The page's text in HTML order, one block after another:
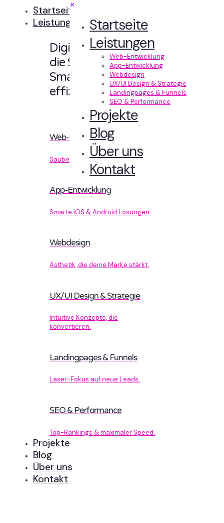
✕
Startseite
Leistungen
Web-Entwicklung
App-Entwicklung
Webdesign
UX/UI Design & Strategie
Landingpages & Funnels
SEO & Performance
Projekte
Blog
Über uns
Kontakt
Startseite
Leistungen
Digitale Erlebnisse,
die Sinn machen.
Smart designt und
effizient entwickelt.
Web-Entwicklung
Sauberer Code, der performt.
App-Entwicklung
Smarte iOS & Android Lösungen.
Webdesign
Ästhetik, die deine Marke stärkt.
UX/UI Design & Strategie
Intuitive Konzepte, die
konvertieren.
Landingpages & Funnels
Laser-Fokus auf neue Leads.
SEO & Performance
Top-Rankings & maximaler Speed.
Projekte
Blog
Über uns
Kontakt